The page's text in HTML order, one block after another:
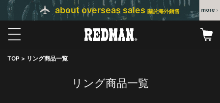
about overseas sales 關於海外銷售
TOP リング商品一覧
リング商品一覧
並び順
価格が高い順
レビュー順
キーワードヒット順